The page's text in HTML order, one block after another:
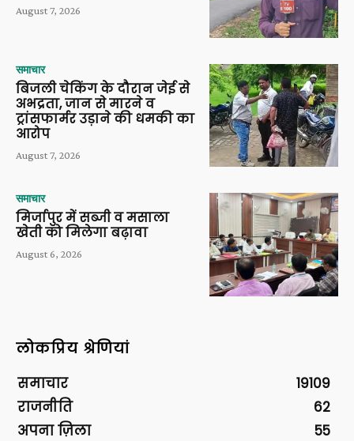
August 7, 2026
समाचार
बिजली चेकिंग के दौरान जेई से
अभद्रता, जान से मारने व
ट्रांसफार्मर उड़ाने की धमकी का
आरोप
August 7, 2026
समाचार
मिर्जापुर में सब्जी व मसाला
खेती को मिलेगा बढ़ावा
August 6, 2026
लोकप्रिय श्रेणियां
समाचार
19109
राजनीति
62
अपना ज़िला
55